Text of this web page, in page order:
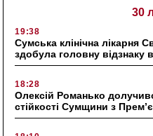
30
19:38
Сумська клінічна лікарня
здобула головну відзнаку
18:28
Олексій Романько
стійкості Сумщини з